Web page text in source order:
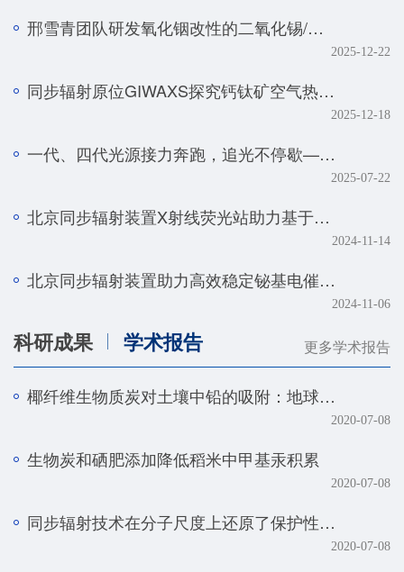
邢雪青团队研发氧化铟改性的二氧化锡/石墨烯复合催化剂——实现强酸体系下工业级电流密度的高效二氧化碳-甲酸转化
2025-12-22
同步辐射原位GIWAXS探究钙钛矿空气热处理的降解机制
2025-12-18
一代、四代光源接力奔跑，追光不停歇——BSRF第二十九届用户学术年会暨HEPS用户研讨会顺利召开
2025-07-22
北京同步辐射装置X射线荧光站助力基于人工智能技术的金属组学研究取得系列进展
2024-11-14
北京同步辐射装置助力高效稳定铋基电催化剂研究取得新进展
2024-11-06
科研成果 学术报告 更多学术报告
椰纤维生物质炭对土壤中铅的吸附：地球化学和光谱学研究
2020-07-08
生物炭和硒肥添加降低稻米中甲基汞积累
2020-07-08
同步辐射技术在分子尺度上还原了保护性耕作土壤磷元素的真实赋存形态
2020-07-08